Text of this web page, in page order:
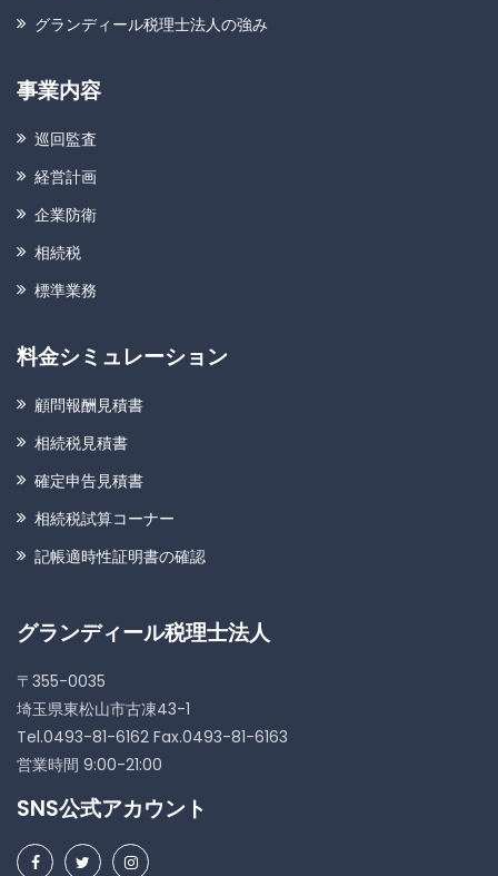
グランディール税理士法人の強み
事業内容
巡回監査
経営計画
企業防衛
相続税
標準業務
料金シミュレーション
顧問報酬見積書
相続税見積書
確定申告見積書
相続税試算コーナー
記帳適時性証明書の確認
グランディール税理士法人
〒355-0035
埼玉県東松山市古凍43-1
Tel.0493-81-6162 Fax.0493-81-6163
営業時間 9:00-21:00
SNS公式アカウント